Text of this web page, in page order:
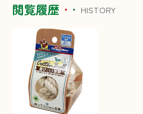
閲覧履歴 HISTORY